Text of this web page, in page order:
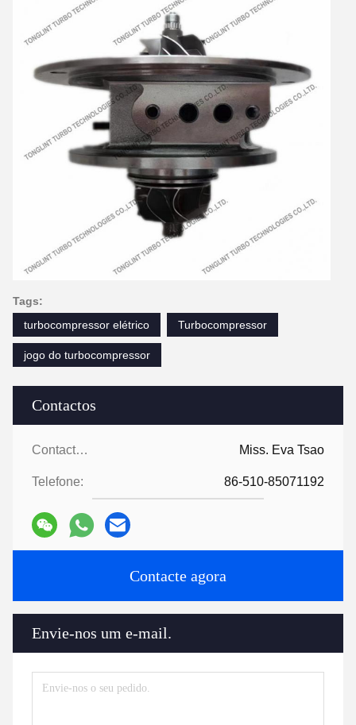
Contactos
Contactos: Miss. Eva Tsao
Telefone: 86-510-85071192
Contacte agora
Envie-nos um e-mail.
Tags:
turbocompressor elétrico
Turbocompressor
jogo do turbocompressor